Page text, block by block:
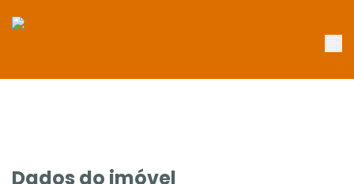
Dados do imóvel